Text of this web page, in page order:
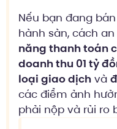
Nếu bạn đang
hành sàn, cách
năng thanh toán
doanh thu 01 tỷ
loại giao dịch và
các điểm ảnh
phải nộp và rủi ro